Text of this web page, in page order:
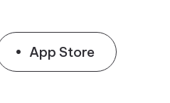
по налогу на
App Store